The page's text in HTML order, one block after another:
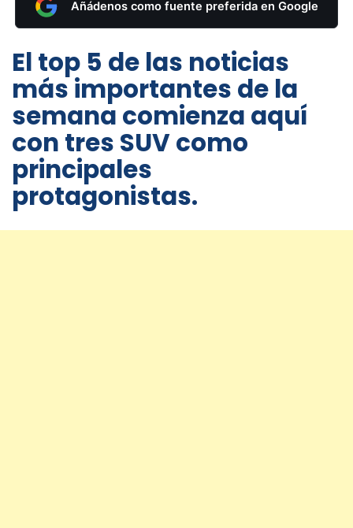
Añádenos como fuente preferida en Google
El top 5 de las noticias
más importantes de la
semana comienza aquí
con tres SUV como
principales
protagonistas.